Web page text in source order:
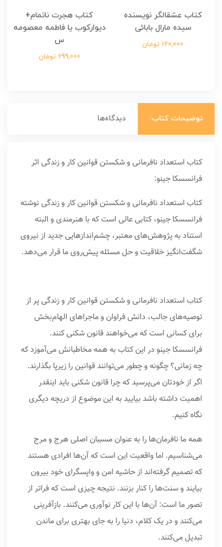
کتاب عشقالگر نویسنده
سیده مارال بابائی
120,000 تومان
کتاب هجرت ناتمام+
دیوارکوب یا فاطمه معصومه
س
699,000 تومان
توضیحات کتاب: دیدگاه‌ها
کتاب استعداد نافرمانی و شکستن قوانین کار و زندگی اثر
فرانسسکا جینو:
کتاب استعداد نافرمانی و شکستن قوانین کار و زندگی نوشته
فرانسسکا جینو، کتابی عالی است که با هنرمندی و البته
استناد به پژوهش‌های معتبر، چشم‌اندازهایی جدید از نیروی
شگفت‌انگیز خلاقیت و حل مسئله پیش‌روی ما قرار می‌دهد.
کتاب استعداد نافرمانی و شکستن قوانین کار و زندگی پر از
توصیه‌های جالب، دانش فراوان و ماجراهای الهام‌بخش
برای کسانی است که می‌خواهند قانون شکنی کنند.
فرانسسکا جینو در این کتاب به همه مخاطبانش می‌آموزد که
چه زمانی؟ چگونه و چطور می‌توانند قوانین را زیرپا بگذارند.
اگر از خودتان می‌پرسید که چرا قانون شکنی باید اینقدر
اهمیت داشته باشد بیایید به این موضوع از دریچه دیگری
نگاه کنیم.
همه ما نافرمان‌ها را به عنوان مسببان اصلی هرج و مرج
می‌شناسیم. اما واقعیت این است که آن‌ها افرادی هستند
که تصمیم گرفته‌اند از حاشیه امن و واپسگرای خود بیرون
بیایند و سنت‌ها را کنار بزنند. نتیجه چیزی است که فراتر از
تصور ما است: آن‌ها با این کار نوآوری می‌کنند. بازآفرینی
می‌کنند و در یک کلام، دنیا را به جای بهتری برای ماندن
تبدیل می‌کنند.